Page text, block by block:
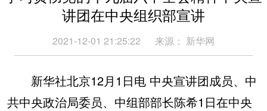
书画 健康
视频 图片
法律 金融
食品 人居 信息化 数字经济
讲团在中央组织部宣讲
2021-12-01 21:25:22 来源： 新华网
新华社北京12月1日电 中央宣讲团成员、中
共中央政治局委员、中组部部长陈希1日在中央